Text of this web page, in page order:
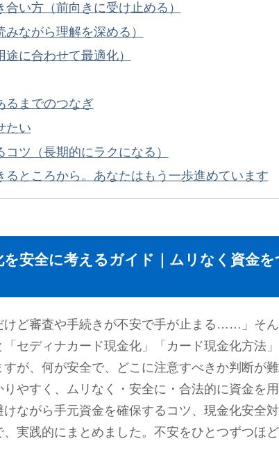
い方（前向きに受け止める）
ながら理解を深める）
に合わせて最適化）
るまでのつなぎ
たい
コツ（長期的にラクになる）
るところから。あなたはもう一歩進めています
安全に考えるガイド｜ムリなく資金を
けど審査や手続きが不安で手が止まる……」そ
セディナカード現金化」「カード現金化方法
が、何が安全で、どこに注意すべきか判断が難
やすく、ムリなく・安全に・合法的に資金を
ながら手元資金を確保するコツ、現金化安全
実践的にまとめました。不安をひとつずつほ